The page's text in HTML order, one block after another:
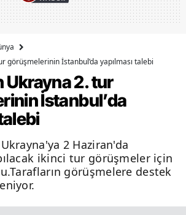
görüşmelerinin İstanbul’da yapılması talebi
Ukrayna 2. tur
İstanbul’da
2 Haziran'da
ikinci tur görüşmeler için
görüşmelere destek